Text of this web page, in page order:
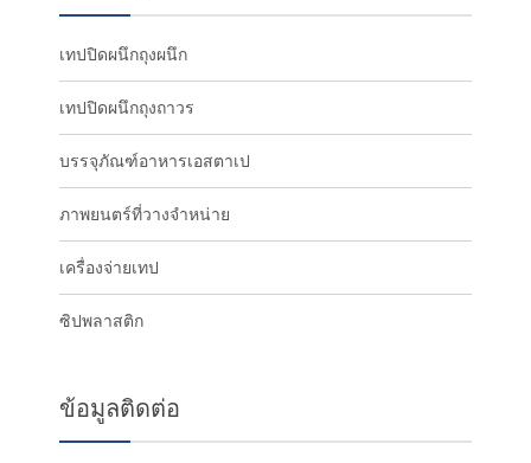
เทปปิดผนึกถุงผนึก
เทปปิดผนึกถุงถาวร
บรรจุภัณฑ์อาหารเอสตาเป
ภาพยนตร์ที่วางจำหน่าย
เครื่องจ่ายเทป
ซิปพลาสติก
ข้อมูลติดต่อ